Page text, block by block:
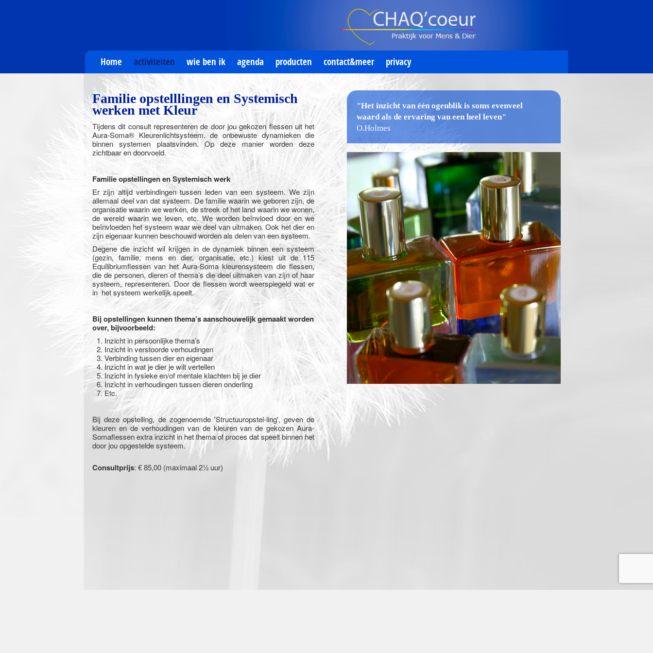
Home activiteiten wie ben ik agenda producten contact&meer privacy
Familie opstelllingen en Systemisch
werken met Kleur
Tijdens dit consult representeren de door jou gekozen flessen uit het
Aura-Soma® Kleurenlichtsysteem, de onbewuste dynamieken die
binnen systemen plaatsvinden. Op deze manier worden deze
zichtbaar en doorvoeld.
Familie opstellingen enSystemisch werk
Er zijn altijd verbindingen tussen leden van een systeem. We zijn
allemaal deel van dat systeem. De familie waarin we geboren zijn, de
organisatie waarin we werken, de streek of het land waarin we wonen,
de wereld waarin we leven, etc. We worden beïnvloed door en we
beïnvloeden het systeem waar we deel van uitmaken. Ook het dier en
zijn eigenaar kunnen beschouwd worden als delen van een systeem.
Degene die inzicht wil krijgen in de dynamiek binnen een systeem
(gezin, familie, mens en dier, organisatie, etc.) kiest uit de 115
Equilibriumflessen van het Aura-Soma kleurensysteem die flessen,
die de personen, dieren of thema’s die deel uitmaken van zijn of haar
systeem, representeren. Door de flessen wordt weerspiegeld wat er
in het systeem werkelijk speelt.
Bij opstellingen kunnen thema’s aanschouwelijk gemaakt worden
over, bijvoorbeeld:
Inzicht in persoonlijke thema’s
Inzicht in verstoorde verhoudingen
Verbinding tussen dier en eigenaar
Inzicht in wat je dier je wilt vertellen
Inzicht in fysieke en/of mentale klachten bij je dier
Inzicht in verhoudingen tussen dieren onderling
Etc.
Bij deze opstelling, de zogenoemde 'Structuuropstel-ling', geven de
kleuren en de verhoudingen van de kleuren van de gekozen Aura-
Somaflessen extra inzicht in het thema of proces dat speelt binnen het
door jou opgestelde systeem.
Consultprijs: € 85,00 (maximaal 2½ uur)
"Het inzicht van één ogenblikis soms evenveel
waardals de ervaring van een heel leven"
O.Holmes